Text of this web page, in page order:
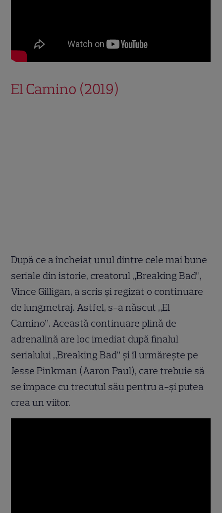
El Camino (2019)
După ce a încheiat unul dintre cele mai bune
seriale din istorie, creatorul „Breaking Bad”,
Vince Gilligan, a scris și regizat o continuare
de lungmetraj. Astfel, s-a născut „El
Camino”. Această continuare plină de
adrenalină are loc imediat după finalul
serialului „Breaking Bad” și îl urmărește pe
Jesse Pinkman (Aaron Paul), care trebuie să
se împace cu trecutul său pentru a-și putea
crea un viitor.